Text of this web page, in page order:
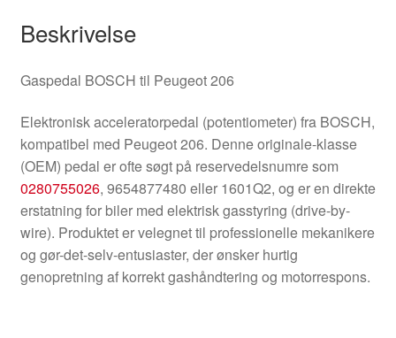
Beskrivelse
Gaspedal BOSCH til Peugeot 206
Elektronisk acceleratorpedal (potentiometer) fra BOSCH,
kompatibel med Peugeot 206. Denne originale-klasse
(OEM) pedal er ofte søgt på reservedelsnumre som
0280755026, 9654877480 eller 1601Q2, og er en direkte
erstatning for biler med elektrisk gasstyring (drive-by-
wire). Produktet er velegnet til professionelle mekanikere
og gør-det-selv-entusiaster, der ønsker hurtig
genopretning af korrekt gashåndtering og motorrespons.